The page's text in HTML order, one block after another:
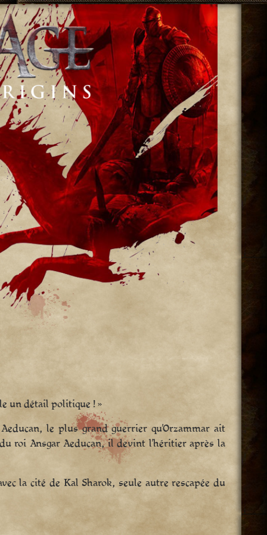
un détail politique ! »
le plus grand guerrier qu’Orzammar ait
roi Ansgar Aeducan, il devint l’héritier après la
la cité de Kal Sharok, seule autre rescapée du